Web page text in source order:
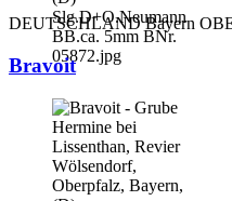
DEUTSCHLAND Bayern
Bravoit